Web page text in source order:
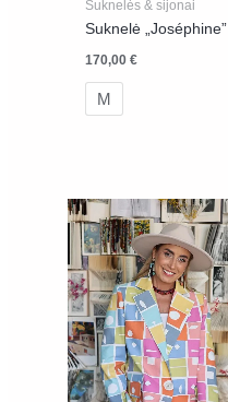
Suknelės & sijonai
Suknelė „Joséphine”
170,00€
M